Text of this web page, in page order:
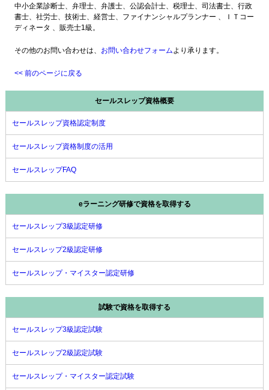
中小企業診断士、弁理士、弁護士、公認会計士、税理士、司法書士、行政
書士、社労士、技術士、経営士、ファイナンシャルプランナー 、ＩＴコー
ディネータ 、販売士1級。
その他のお問い合わせは、 お問い合わせフォームより承ります。
<< 前のページに戻る
セールスレップ資格概要
セールスレップ資格認定制度
セールスレップ資格制度の活用
セールスレップFAQ
eラーニング研修で資格を取得する
セールスレップ3級認定研修
セールスレップ2級認定研修
セールスレップ・マイスター認定研修
試験で資格を取得する
セールスレップ3級認定試験
セールスレップ2級認定試験
セールスレップ・マイスター認定試験